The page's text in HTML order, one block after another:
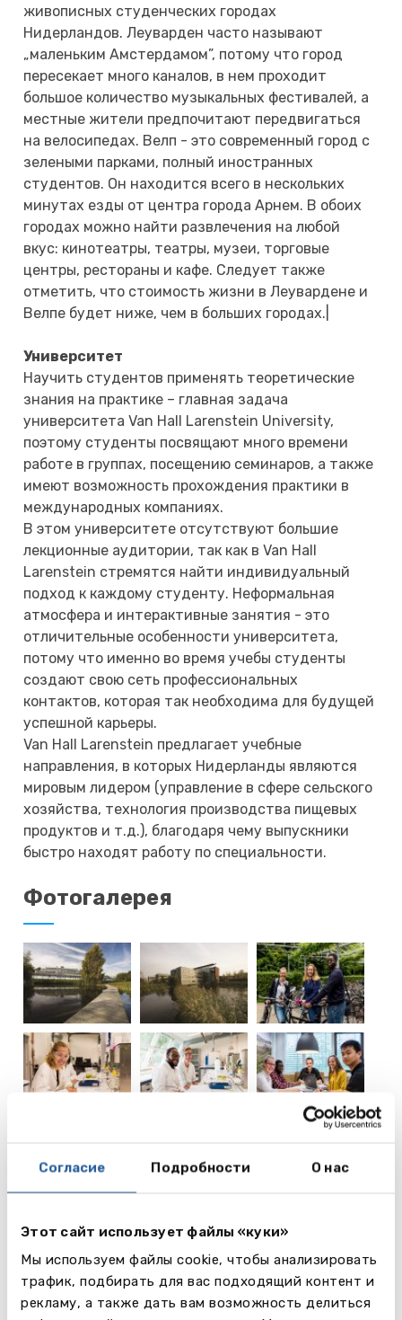
Согласие Подробности О нас
Этот сайт использует файлы «куки»
Мы используем файлы cookie, чтобы анализировать
трафик, подбирать для вас подходящий контент и
рекламу, а также дать вам возможность делиться
живописных студенческих городах
Нидерландов. Леуварден часто называют
„маленьким Амстердамом”, потому что город
пересекает много каналов, в нем проходит
большое количество музыкальных фестивалей, а
местные жители предпочитают передвигаться
на велосипедах. Велп - это современный город с
зелеными парками, полный иностранных
студентов. Он находится всего в нескольких
минутах езды от центра города Арнем. В обоих
городах можно найти развлечения на любой
вкус: кинотеатры, театры, музеи, торговые
центры, рестораны и кафе. Следует также
отметить, что стоимость жизни в Леувардене и
Велпе будет ниже, чем в больших городах.|
Университет
Научить студентов применять теоретические
знания на практике – главная задача
университета Van Hall Larenstein University,
поэтому студенты посвящают много времени
работе в группах, посещению семинаров, а также
имеют возможность прохождения практики в
международных компаниях.
В этом университете отсутствуют большие
лекционные аудитории, так как в Van Hall
Larenstein стремятся найти индивидуальный
подход к каждому студенту. Неформальная
атмосфера и интерактивные занятия - это
отличительные особенности университета,
потому что именно во время учебы студенты
создают свою сеть профессиональных
контактов, которая так необходима для будущей
успешной карьеры.
Van Hall Larenstein предлагает учебные
направления, в которых Нидерланды являются
мировым лидером (управление в сфере сельского
хозяйства, технология производства пищевых
продуктов и т.д.), благодаря чему выпускники
быстро находят работу по специальности.
Фотогалерея
4
фото
Видео